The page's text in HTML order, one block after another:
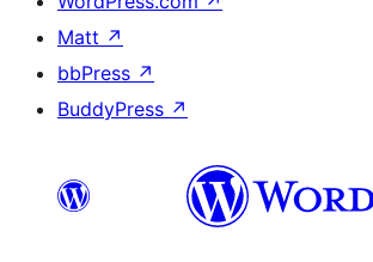
Matt ↗
bbPress ↗
BuddyPress ↗